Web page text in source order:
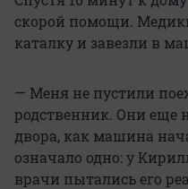
скорой помощи.
каталку и завезли в
— Меня не пустили
родственник. Они еще
двора, как машина
означало одно: у
врачи пытались его